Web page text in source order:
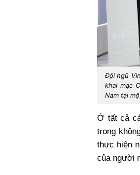
Đội ngũ
khai mạc
Nam tại
Ở tất cả
trong
thực hiện
của người